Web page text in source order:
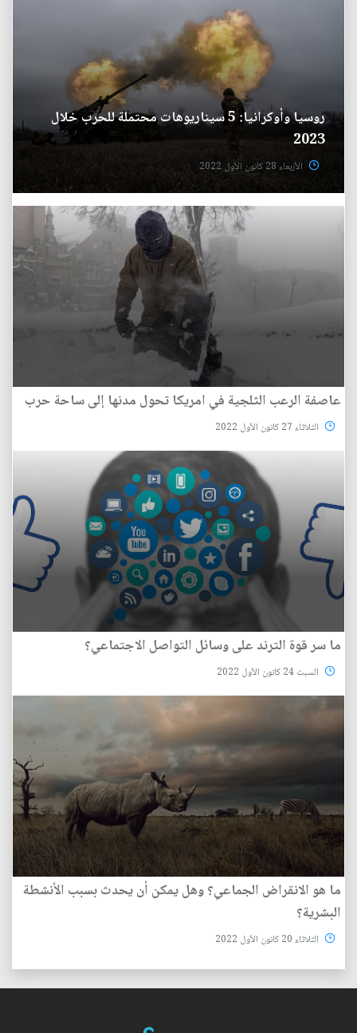
روسيا وأوكرانيا: 5 سيناريوهات محتملة للحرب خلال
2023
الأربعاء 28 كانون الأول 2022
عاصفة الرعب الثلجية في امريكا تحول مدنها إلى ساحة حرب
الثلاثاء 27 كانون الأول 2022
ما سر قوة الترند على وسائل التواصل الاجتماعي؟
السبت 24 كانون الأول 2022
ما هو الانقراض الجماعي؟ وهل يمكن أن يحدث بسبب الأنشطة
البشرية؟
الثلاثاء 20 كانون الأول 2022